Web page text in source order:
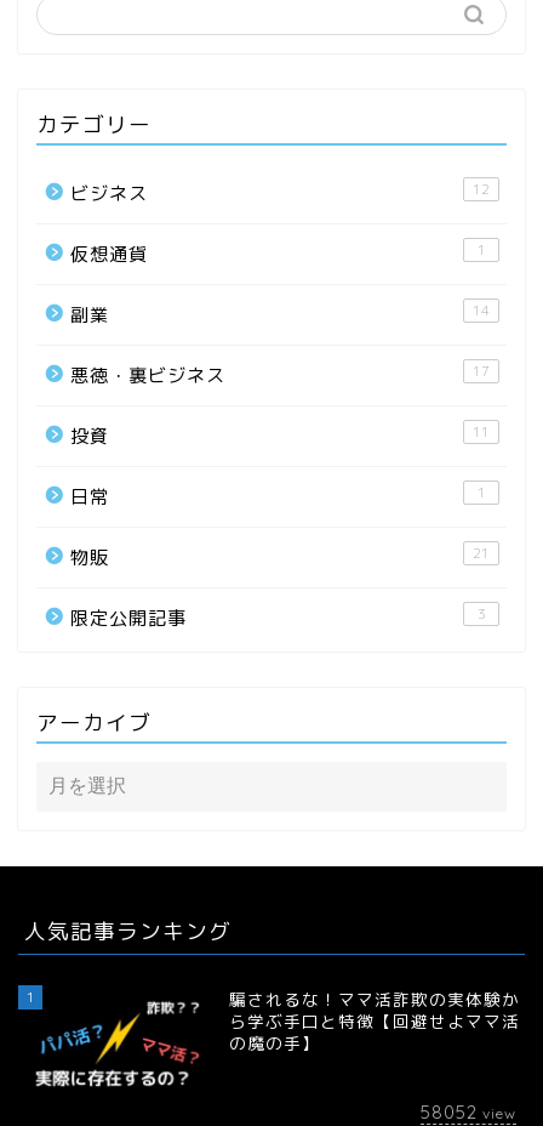
カテゴリー
ビジネス 12
仮想通貨 1
副業 14
悪徳・裏ビジネス 17
投資 11
日常 1
物販 21
限定公開記事 3
アーカイブ
人気記事ランキング
1
騙されるな！ママ活詐欺の実体験か
ら学ぶ手口と特徴【回避せよママ活
の魔の手】
58052 view